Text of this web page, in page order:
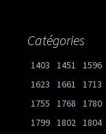
Catégories
1403 1451 1596
1623
1661 1713
1755
1768 1780
1799
1802 1804